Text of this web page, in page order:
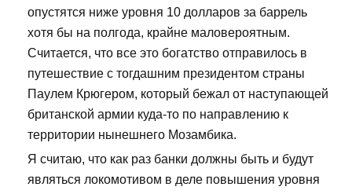
опустятся ниже уровня 10 долларов за баррель
хотя бы на полгода, крайне маловероятным.
Считается, что все это богатство отправилось в
путешествие с тогдашним президентом страны
Паулем Крюгером, который бежал от наступающей
британской армии куда-то по направлению к
территории нынешнего Мозамбика.
Я считаю, что как раз банки должны быть и будут
являться локомотивом в деле повышения уровня